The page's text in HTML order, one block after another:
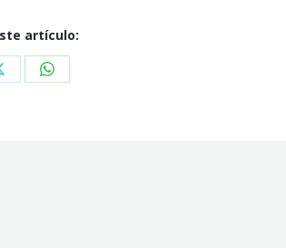
artículo:
Share